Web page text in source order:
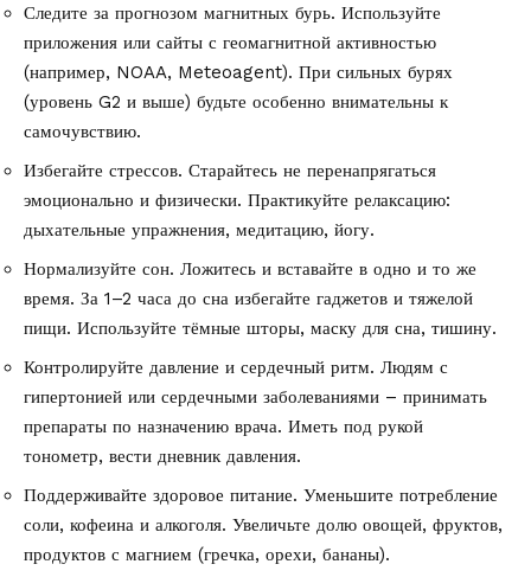
Следите за прогнозом магнитных бурь. Используйте
приложения или сайты с геомагнитной активностью
(например, NOAA, Meteoagent). При сильных бурях
(уровень G2 и выше) будьте особенно внимательны к
самочувствию.
Избегайте стрессов. Старайтесь не перенапрягаться
эмоционально и физически. Практикуйте релаксацию:
дыхательные упражнения, медитацию, йогу.
Нормализуйте сон. Ложитесь и вставайте в одно и то же
время. За 1–2 часа до сна избегайте гаджетов и тяжелой
пищи. Используйте тёмные шторы, маску для сна, тишину.
Контролируйте давление и сердечный ритм. Людям с
гипертонией или сердечными заболеваниями – принимать
препараты по назначению врача. Иметь под рукой
тонометр, вести дневник давления.
Поддерживайте здоровое питание. Уменьшите потребление
соли, кофеина и алкоголя. Увеличьте долю овощей, фруктов,
продуктов с магнием (гречка, орехи, бананы).